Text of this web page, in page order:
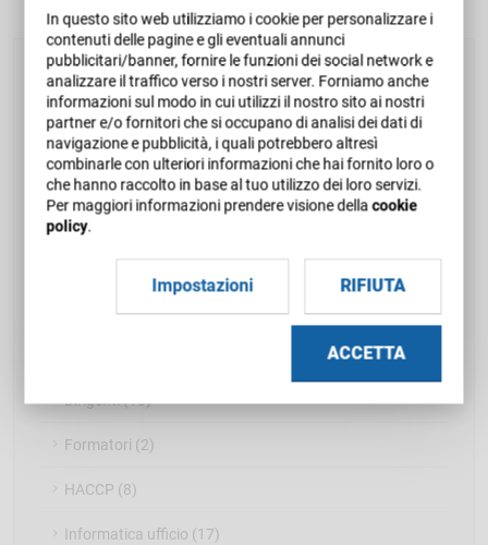
Corsi eLearning
Competenze digitali (3)
Competenze personali (24)
Cyber Security (8)
Datore di Lavoro (2)
Dirigenti (10)
Formatori (2)
HACCP (8)
Informatica ufficio (17)
In questo sito web utilizziamo i cookie per personalizzare i
contenuti delle pagine e gli eventuali annunci
pubblicitari/banner, fornire le funzioni dei social network e
analizzare il traffico verso i nostri server. Forniamo anche
informazioni sul modo in cui utilizzi il nostro sito ai nostri
partner e/o fornitori che si occupano di analisi dei dati di
navigazione e pubblicità, i quali potrebbero altresì
combinarle con ulteriori informazioni che hai fornito loro o
che hanno raccolto in base al tuo utilizzo dei loro servizi.
Per maggiori informazioni prendere visione dellacookie
policy.
Impostazioni RIFIUTA
ACCETTA